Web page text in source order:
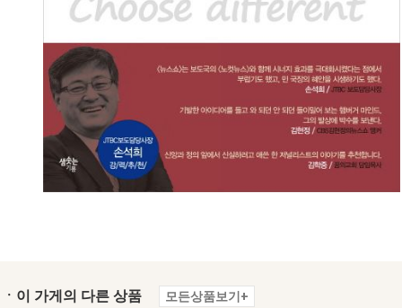
ㆍ이 가게의 다른 상품 모든상품보기+